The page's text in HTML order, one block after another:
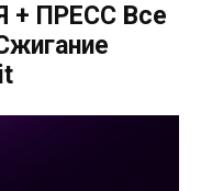
+ ПРЕСС Все